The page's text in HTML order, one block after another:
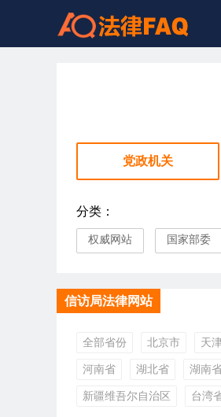
党政机关
分类：
权威网站 国家部委
信访局法律网站
全部省份 北京市 天
河南省 湖北省 湖南
新疆维吾尔自治区 台湾